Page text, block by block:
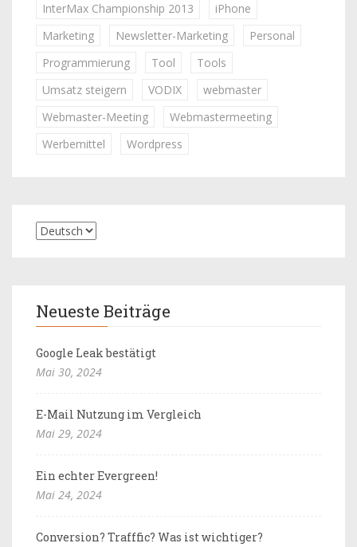
InterMax Championship 2013
iPhone
Marketing
Newsletter-Marketing
Personal
Programmierung
Tool
Tools
Umsatz steigern
VODIX
webmaster
Webmaster-Meeting
Webmastermeeting
Werbemittel
Wordpress
Neueste Beiträge
Google Leak bestätigt
Mai 30, 2024
E-Mail Nutzung im Vergleich
Mai 29, 2024
Ein echter Evergreen!
Mai 24, 2024
Conversion? Trafffic? Was ist wichtiger?